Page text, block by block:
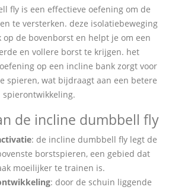
fly is een effectieve oefening om de
te versterken. deze isolatiebeweging
op de bovenborst en helpt je om een
en vollere borst te krijgen. het
op een incline bank zorgt voor
spieren, wat bijdraagt aan een betere
spierontwikkeling.
de incline dumbbell fly
: de incline dumbbell fly legt de
borstspieren, een gebied dat
moeilijker te trainen is.
: door de schuin liggende